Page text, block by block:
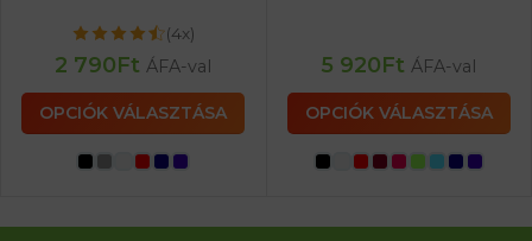
(4x)
2 790Ft ÁFA-val
OPCIÓK VÁLASZTÁSA
5 920Ft ÁFA-val
OPCIÓK VÁLASZTÁSA